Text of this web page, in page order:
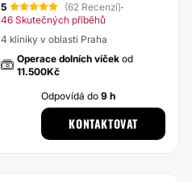
5 (62 Recenzí)·
46 Skutečných příběhů
4 kliniky v oblasti Praha
Operace dolních víček od
11.500Kč
Odpovídá do9 h
KONTAKTOVAT